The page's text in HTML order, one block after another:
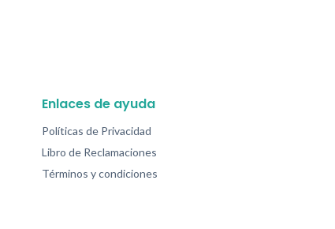
Enlaces de ayuda
Políticas de Privacidad
Libro de Reclamaciones
Términos y condiciones